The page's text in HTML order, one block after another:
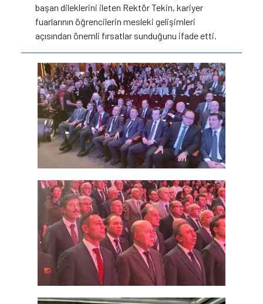
başarı dileklerini ileten Rektör Tekin, kariyer
fuarlarının öğrencilerin mesleki gelişimleri
açısından önemli fırsatlar sunduğunu ifade etti.